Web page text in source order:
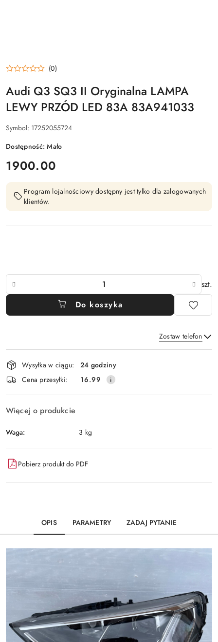
(0)
Audi Q3 SQ3 II Oryginalna LAMPA
LEWY PRZÓD LED 83A 83A941033
Symbol: 17252055724
Dostępność:Mało
cena:
1900.00
Program lojalnościowy dostępny jest tylko dla zalogowanych
klientów.
Ilość
szt.
Do koszyka
Zostaw telefon
Wyślij
Dostępność
i
dostawa
Wysyłka w ciągu:
24 godziny
Cena przesyłki:
16.99
Więcej o produkcie
Waga: 3 kg
Pobierz produkt do PDF
OPIS PARAMETRY ZADAJ PYTANIE